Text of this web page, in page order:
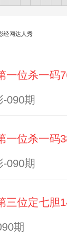
一位杀一码
期
一位杀一码
期
三位定七胆
期